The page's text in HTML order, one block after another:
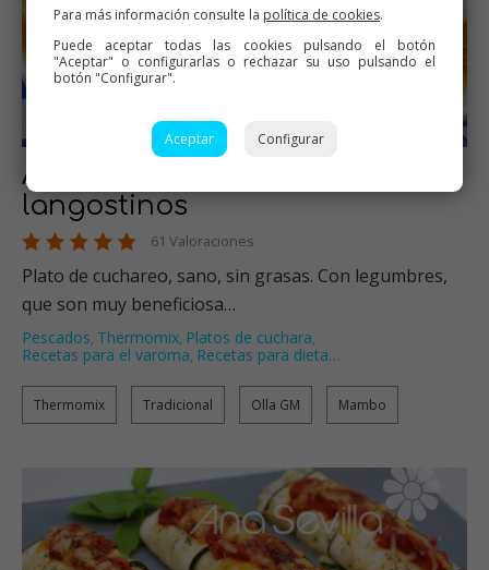
Alubias blancas con
langostinos
61 Valoraciones
Plato de cuchareo, sano, sin grasas. Con legumbres,
que son muy beneficiosa…
Pescados, Thermomix, Platos de cuchara,
Recetas para el varoma, Recetas para dieta…
Thermomix Tradicional Olla GM Mambo
Para más información consulte la política de cookies.
Puede aceptar todas las cookies pulsando el botón
"Aceptar" o configurarlas o rechazar su uso pulsando el
botón "Configurar".
Aceptar Configurar